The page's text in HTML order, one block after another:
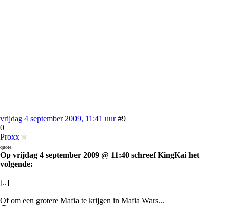
vrijdag 4 september 2009, 11:41 uur #9
0
Proxx
quote:
Op vrijdag 4 september 2009 @ 11:40 schreef KingKai het
volgende:
[..]
Of om een grotere Mafia te krijgen in Mafia Wars...